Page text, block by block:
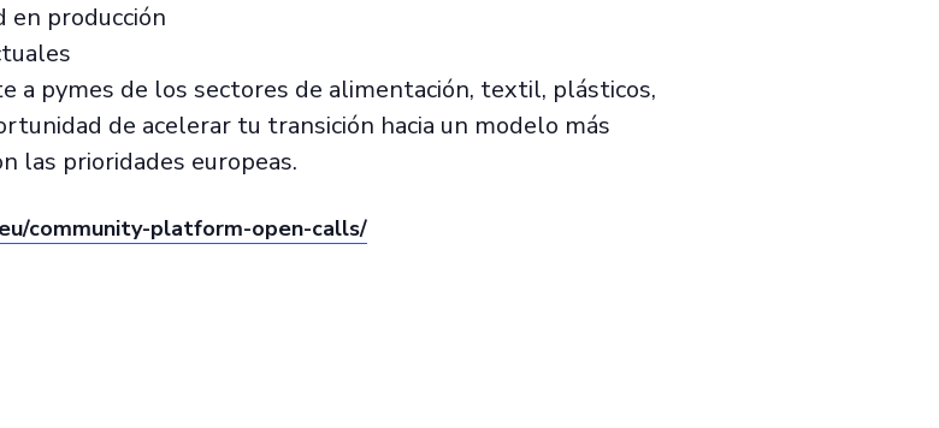
producción
a pymes de los sectores de alimentación, textil, plásticos,
de acelerar tu transición hacia un modelo más
las prioridades europeas.
community-platform-open-calls/